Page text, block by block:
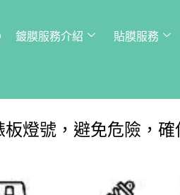
鍍膜服務介紹 貼膜服務
燈號，避免危險，確